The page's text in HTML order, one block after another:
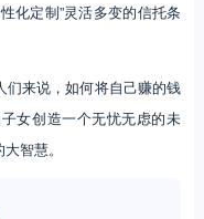
化定制”灵活多变的信托条
们来说，如何将自己赚的钱
女创造一个无忧无虑的未
智慧。